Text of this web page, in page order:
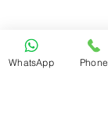
WhatsApp Phone